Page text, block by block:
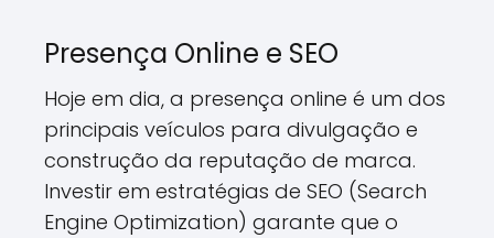
Presença Online e SEO
Hoje em dia, a presença online é um dos
principais veículos para divulgação e
construção da reputação de marca.
Investir em estratégias de SEO (Search
Engine Optimization) garante que o